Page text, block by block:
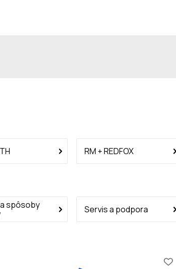
RM + REDFOX
spôsoby
Servis a podpora